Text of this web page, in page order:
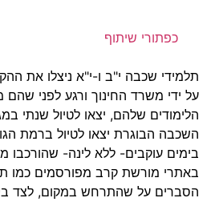
כפתורי שיתוף
תלמידי שכבה י"ב ו-י"א ניצלו את
על ידי משרד החינוך ורגע לפני
הלימודים שלהם, יצאו לטיול שנתי
השכבה הבוגרת יצאו לטיול ברמת
בימים עוקבים- ללא לינה- שהורכבו
באתרי מורשת קרב מפורסמים כמו
הסברים על שהתרחש במקום, לצד